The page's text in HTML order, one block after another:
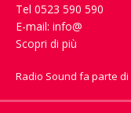
Tel 0523 590 590
E-mail: info@
Scopri di più
Radio Sound fa parte di